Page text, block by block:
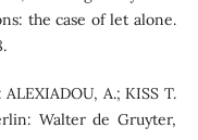
the case of let alone.
A.; KISS T.
Walter de Gruyter,